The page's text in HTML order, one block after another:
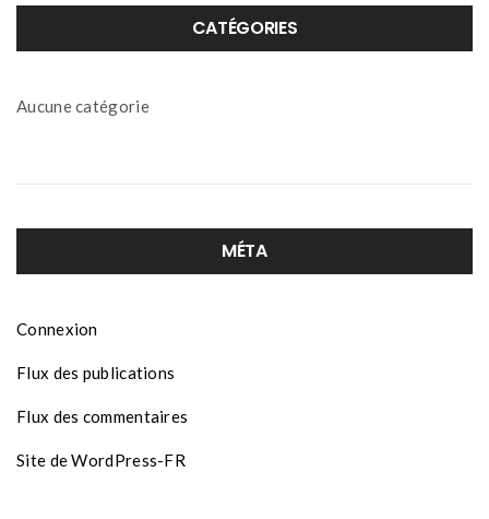
CATÉGORIES
Aucune catégorie
MÉTA
Connexion
Flux des publications
Flux des commentaires
Site de WordPress-FR